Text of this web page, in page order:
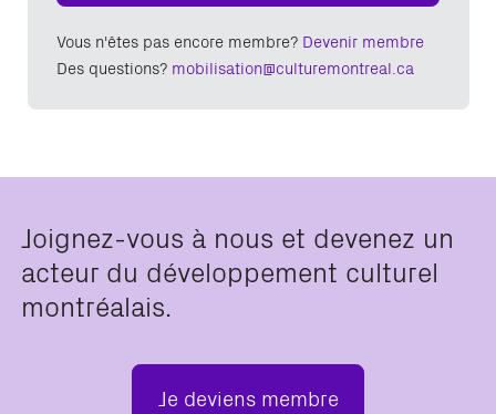
Vous n'êtes pas encore membre? Devenir membre
Des questions? mobilisation@culturemontreal.ca
Joignez-vous à nous et devenez un
acteur du développement culturel
montréalais.
Je deviens membre